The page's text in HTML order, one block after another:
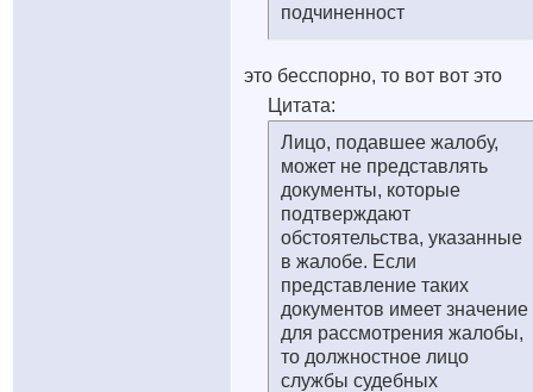
подчиненност
это бесспорно, то вот вот это
Цитата:
Лицо, подавшее жалобу,
может не представлять
документы, которые
подтверждают
обстоятельства, указанные
в жалобе. Если
представление таких
документов имеет значение
для рассмотрения жалобы,
то должностное лицо
службы судебных